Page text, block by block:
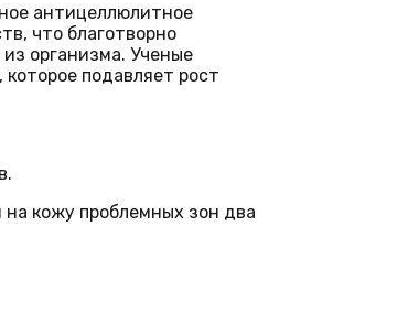
антицеллюлитное
что благотворно
организма. Ученые
подавляет рост
кожу проблемных зон два